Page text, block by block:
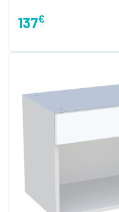
137€